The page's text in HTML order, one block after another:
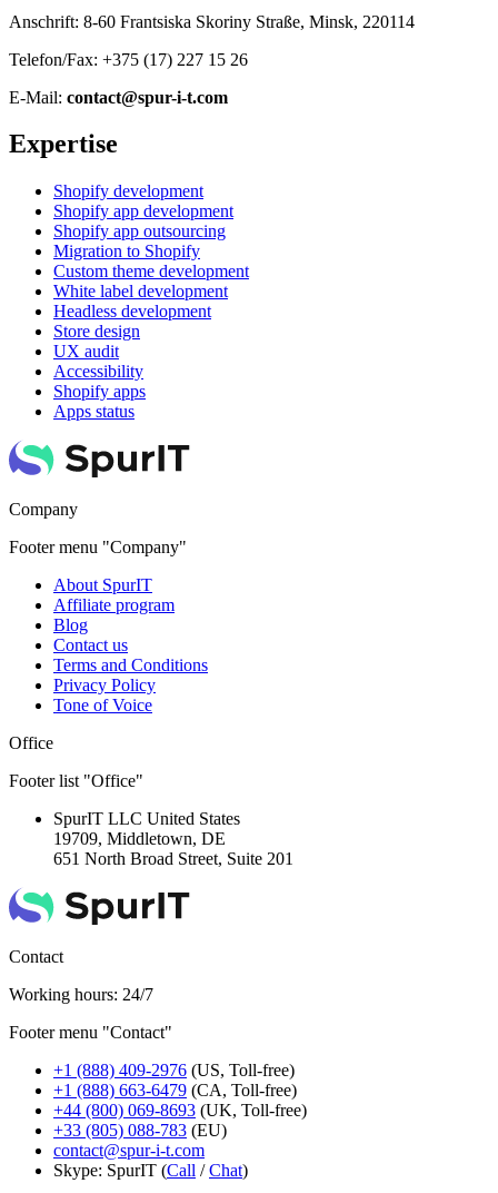
Anschrift: 8-60 Frantsiska Skoriny Straße, Minsk, 220114
Telefon/Fax: +375 (17) 227 15 26
E-Mail: contact@spur-i-t.com
Expertise
Shopify development
Shopify app development
Shopify app outsourcing
Migration to Shopify
Custom theme development
White label development
Headless development
Store design
UX audit
Accessibility
Shopify apps
Apps status
Company
Footer menu "Company"
About SpurIT
Affiliate program
Blog
Contact us
Terms and Conditions
Privacy Policy
Tone of Voice
Office
Footer list "Office"
SpurIT LLC United States
19709, Middletown, DE
651 North Broad Street, Suite 201
Contact
Working hours: 24/7
Footer menu "Contact"
+1 (888) 409-2976 (US, Toll-free)
+1 (888) 663-6479 (CA, Toll-free)
+44 (800) 069-8693 (UK, Toll-free)
+33 (805) 088-783 (EU)
contact@spur-i-t.com
Skype: SpurIT (Call /Chat)